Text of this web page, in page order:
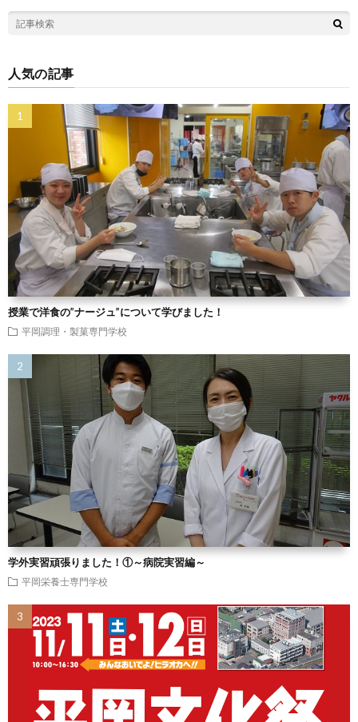
人気の記事
授業で洋食の”ナージュ”について学びました！
平岡調理・製菓専門学校
学外実習頑張りました！①～病院実習編～
平岡栄養士専門学校